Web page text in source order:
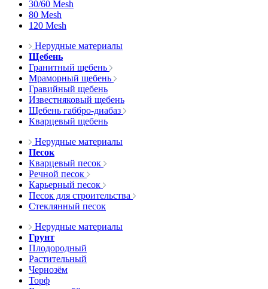
30/60 Mesh
80 Mesh
120 Mesh
Нерудные материалы
Щебень
Гранитный щебень
Мраморный щебень
Гравийный щебень
Известняковый щебень
Щебень габбро-диабаз
Кварцевый щебень
Нерудные материалы
Песок
Кварцевый песок
Речной песок
Карьерный песок
Песок для строительства
Стеклянный песок
Нерудные материалы
Грунт
Плодородный
Растительный
Чернозём
Торф